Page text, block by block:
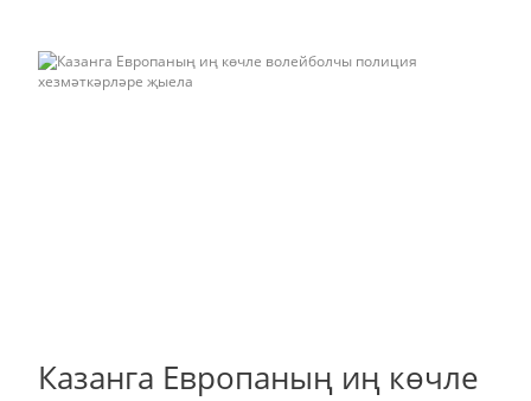
Казанга Европаның иң көчле